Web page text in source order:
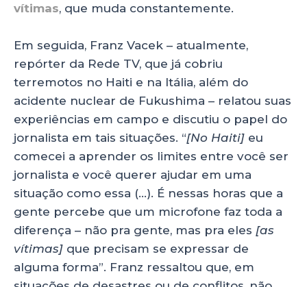
vítimas, que muda constantemente.
Em seguida, Franz Vacek – atualmente,
repórter da Rede TV, que já cobriu
terremotos no Haiti e na Itália, além do
acidente nuclear de Fukushima – relatou suas
experiências em campo e discutiu o papel do
jornalista em tais situações. “[No Haiti] eu
comecei a aprender os limites entre você ser
jornalista e você querer ajudar em uma
situação como essa (…). É nessas horas que a
gente percebe que um microfone faz toda a
diferença – não pra gente, mas pra eles [as
vítimas] que precisam se expressar de
alguma forma”. Franz ressaltou que, em